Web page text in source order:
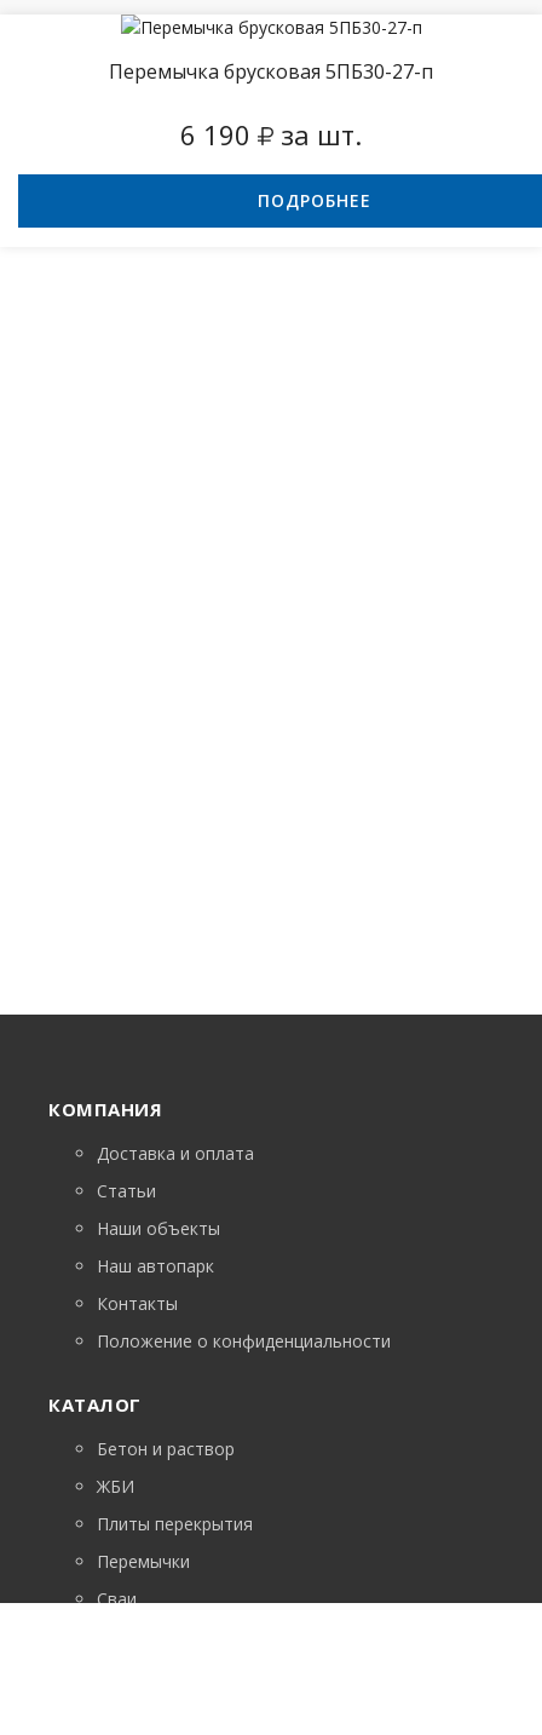
Перемычка брусковая 5ПБ30-27-п
6 190 за шт.
ПОДРОБНЕЕ
КОМПАНИЯ
Доставка и оплата
Статьи
Наши объекты
Наш автопарк
Контакты
Положение о конфиденциальности
КАТАЛОГ
Бетон и раствор
ЖБИ
Плиты перекрытия
Перемычки
Сваи